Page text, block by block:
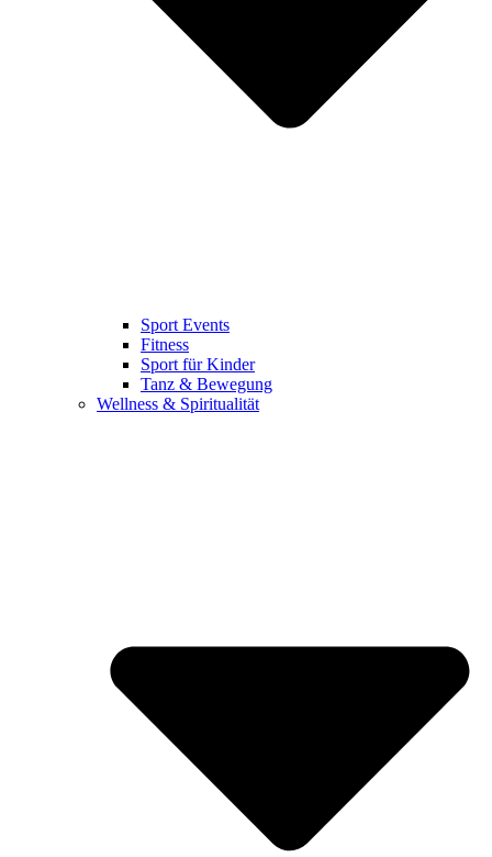
Sport Events
Fitness
Sport für Kinder
Tanz & Bewegung
Wellness & Spiritualität